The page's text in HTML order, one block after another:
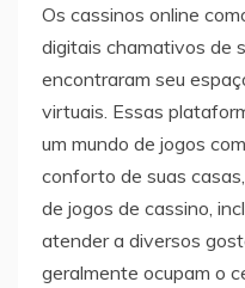
Os cassinos online
digitais chamativos de
encontraram seu
virtuais. Essas
um mundo de jogos
conforto de suas
de jogos de cassino,
atender a diversos
geralmente ocupam o